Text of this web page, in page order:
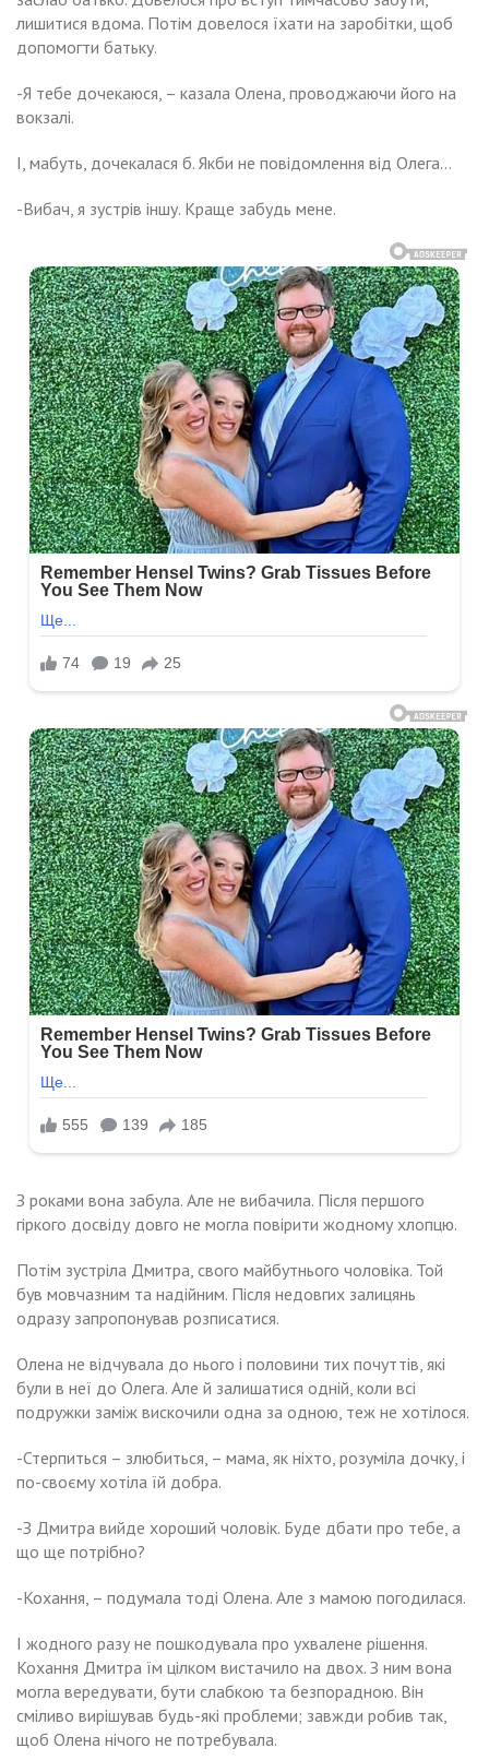
лишитися вдома. Потім довелося їхати на заробітки, щоб
допомогти батьку.
-Я тебе дочекаюся, – казала Олена, проводжаючи його на
вокзалі.
І, мабуть, дочекалася б. Якби не повідомлення від Олега…
-Вибач, я зустрів іншу. Краще забудь мене.
З роками вона забула. Але не вибачила. Після першого
гіркого досвіду довго не могла повірити жодному хлопцю.
Потім зустріла Дмитра, свого майбутнього чоловіка. Той
був мовчазним та надійним. Після недовгих залицянь
одразу запропонував розписатися.
Олена не відчувала до нього і половини тих почуттів, які
були в неї до Олега. Але й залишатися одній, коли всі
подружки заміж вискочили одна за одною, теж не хотілося.
-Стерпиться – злюбиться, – мама, як ніхто, розуміла дочку, і
по-своєму хотіла їй добра.
-З Дмитра вийде хороший чоловік. Буде дбати про тебе, а
що ще потрібно?
-Кохання, – подумала тоді Олена. Але з мамою погодилася.
І жодного разу не пошкодувала про ухвалене рішення.
Кохання Дмитра їм цілком вистачило на двох. З ним вона
могла вередувати, бути слабкою та безпорадною. Він
сміливо вирішував будь-які проблеми; завжди робив так,
щоб Олена нічого не потребувала.